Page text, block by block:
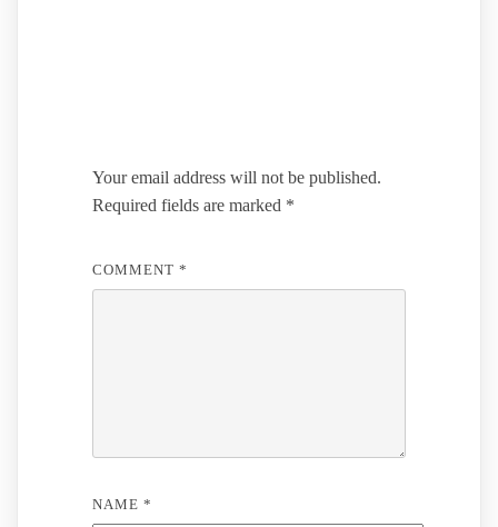
Your email address will not be published.
Required fields are marked *
COMMENT *
NAME *